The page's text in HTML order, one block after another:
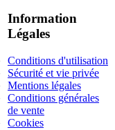
Information
Légales
Conditions d'utilisation
Sécurité et vie privée
Mentions légales
Conditions générales
de vente
Cookies